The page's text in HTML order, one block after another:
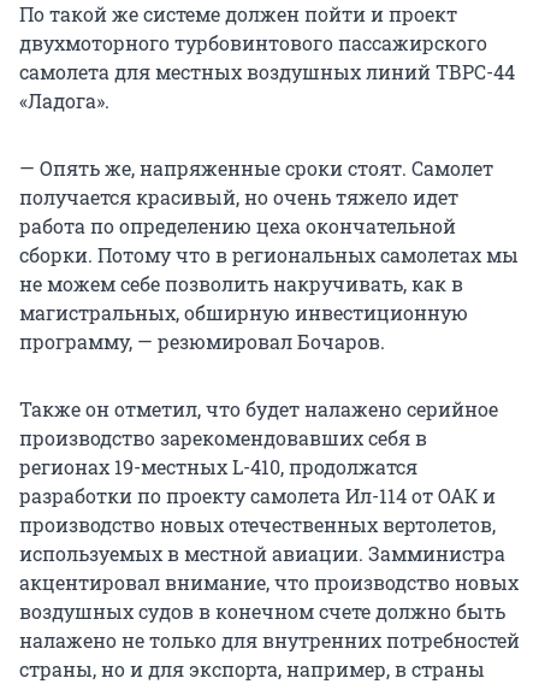
По такой же системе должен пойти и проект
двухмоторного турбовинтового пассажирского
самолета для местных воздушных линий ТВРС-44
«Ладога».
— Опять же, напряженные сроки стоят. Самолет
получается красивый, но очень тяжело идет
работа по определению цеха окончательной
сборки. Потому что в региональных самолетах мы
не можем себе позволить накручивать, как в
магистральных, обширную инвестиционную
программу, — резюмировал Бочаров.
Также он отметил, что будет налажено серийное
производство зарекомендовавших себя в
регионах 19-местных L-410, продолжатся
разработки по проекту самолета Ил-114 от ОАК и
производство новых отечественных вертолетов,
используемых в местной авиации. Замминистра
акцентировал внимание, что производство новых
воздушных судов в конечном счете должно быть
налажено не только для внутренних потребностей
страны, но и для экспорта, например, в страны